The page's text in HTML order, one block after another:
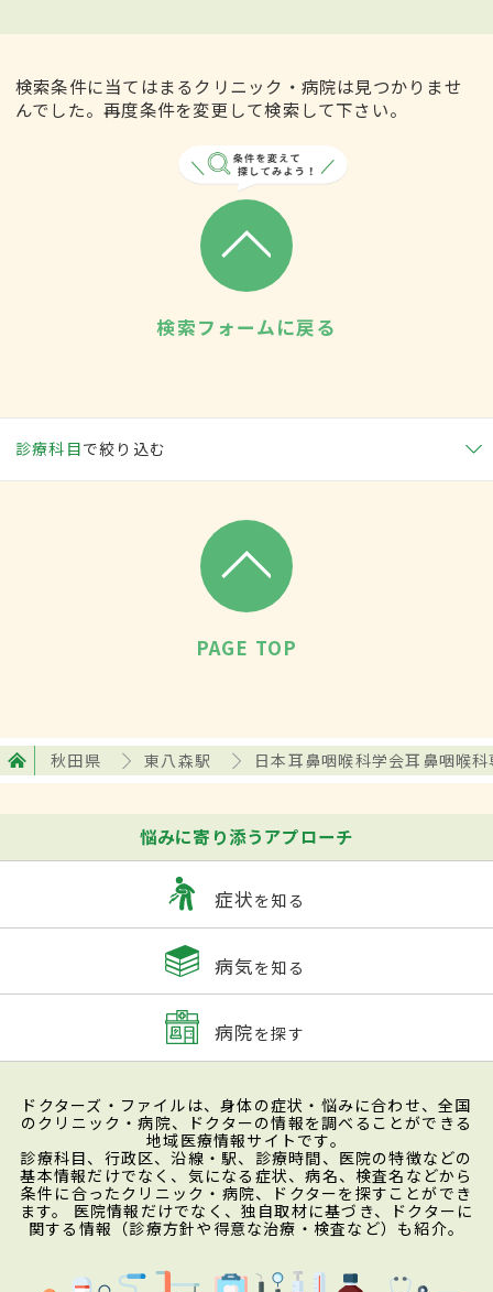
検索条件に当てはまるクリニック・病院は見つかりませ
んでした。再度条件を変更して検索して下さい。
検索フォームに戻る
診療科目で絞り込む
PAGE TOP
秋田県 東八森駅 日本耳鼻咽喉科学会耳鼻咽喉
悩みに寄り添うアプローチ
症状を知る
病気を知る
病院を探す
ドクターズ・ファイルは、身体の症状・悩みに合わせ、全国
のクリニック・病院、ドクターの情報を調べることができる
地域医療情報サイトです。
診療科目、行政区、沿線・駅、診療時間、医院の特徴などの
基本情報だけでなく、気になる症状、病名、検査名などから
条件に合ったクリニック・病院、ドクターを探すことができ
ます。 医院情報だけでなく、独自取材に基づき、ドクターに
関する情報（診療方針や得意な治療・検査など）も紹介。